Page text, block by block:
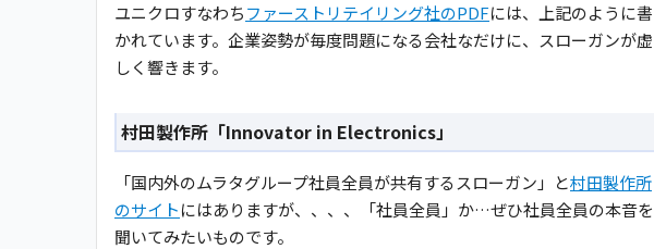
ユニクロすなわちファーストリテイリング社のPDFには、上記のように書
かれています。企業姿勢が毎度問題になる会社なだけに、スローガンが虚
しく響きます。
村田製作所「Innovator in Electronics」
「国内外のムラタグループ社員全員が共有するスローガン」と村田製作所
のサイトにはありますが、、、、「社員全員」か…ぜひ社員全員の本音を
聞いてみたいものです。